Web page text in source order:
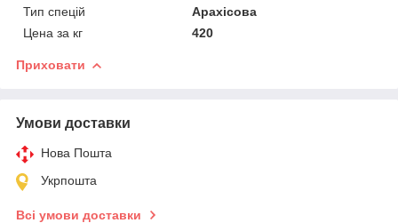
Тип спецій
Арахісова
Цена за кг
420
Приховати
Умови доставки
Нова Пошта
Укрпошта
Всі умови доставки